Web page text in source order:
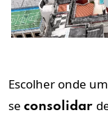
Escolher onde
se consolidar